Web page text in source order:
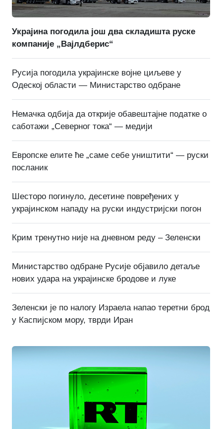
Украјина погодила још два складишта руске
компаније „Вајлдберис“
Русија погодила украјинске војне циљеве у
Одеској области — Министарство одбране
Немачка одбија да открије обавештајне податке о
саботажи „Северног тока“ — медији
Европске елите ће „саме себе уништити“ — руски
посланик
Шесторо погинуло, десетине повређених у
украјинском нападу на руски индустријски погон
Крим тренутно није на дневном реду – Зеленски
Министарство одбране Русије објавило детаље
нових удара на украјинске бродове и луке
Зеленски је по налогу Израела напао теретни брод
у Каспијском мору, тврди Иран